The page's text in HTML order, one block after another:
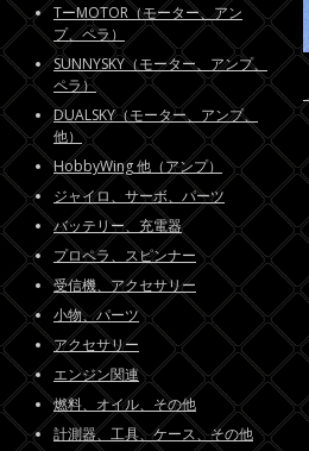
TーMOTOR（モーター、アン
プ、ペラ）
SUNNYSKY（モーター、アンプ、
ペラ）
DUALSKY（モーター、アンプ、
他）
HobbyWing 他（アンプ）
ジャイロ、サーボ、パーツ
バッテリー、充電器
プロペラ、スピンナー
受信機、アクセサリー
小物、パーツ
アクセサリー
エンジン関連
燃料、オイル、その他
計測器、工具、ケース、その他